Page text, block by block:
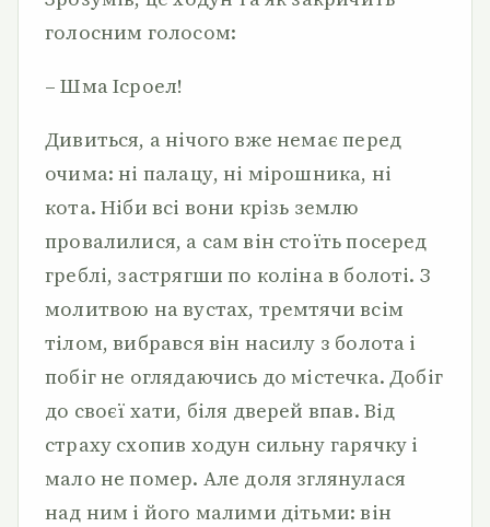
голосним голосом:
– Шма Ісроел!
Дивиться, а нічого вже немає перед
очима: ні палацу, ні мірошника, ні
кота. Ніби всі вони крізь землю
провалилися, а сам він стоїть посеред
греблі, застрягши по коліна в болоті. З
молитвою на вустах, тремтячи всім
тілом, вибрався він насилу з болота і
побіг не оглядаючись до містечка. Добіг
до своєї хати, біля дверей впав. Від
страху схопив ходун сильну гарячку і
мало не помер. Але доля зглянулася
над ним і його малими дітьми: він